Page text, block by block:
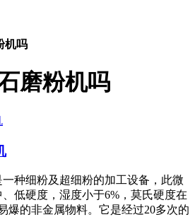
机吗
磨粉机吗
种细粉及超细粉的加工设备，此微
低硬度，湿度小于6%，莫氏硬度在
爆的非金属物料。它是经过20多次的